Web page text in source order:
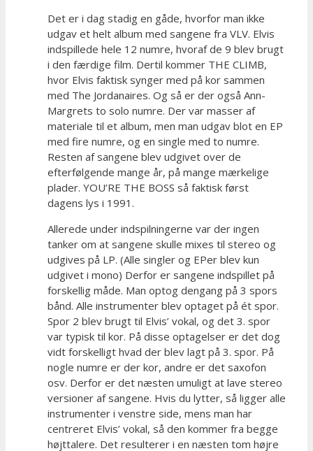
Det er i dag stadig en gåde, hvorfor man ikke
udgav et helt album med sangene fra VLV. Elvis
indspillede hele 12 numre, hvoraf de 9 blev brugt
i den færdige film. Dertil kommer THE CLIMB,
hvor Elvis faktisk synger med på kor sammen
med The Jordanaires. Og så er der også Ann-
Margrets to solo numre. Der var masser af
materiale til et album, men man udgav blot en EP
med fire numre, og en single med to numre.
Resten af sangene blev udgivet over de
efterfølgende mange år, på mange mærkelige
plader. YOU’RE THE BOSS så faktisk først
dagens lys i 1991.
Allerede under indspilningerne var der ingen
tanker om at sangene skulle mixes til stereo og
udgives på LP. (Alle singler og EPer blev kun
udgivet i mono) Derfor er sangene indspillet på
forskellig måde. Man optog dengang på 3 spors
bånd. Alle instrumenter blev optaget på ét spor.
Spor 2 blev brugt til Elvis’ vokal, og det 3. spor
var typisk til kor. På disse optagelser er det dog
vidt forskelligt hvad der blev lagt på 3. spor. På
nogle numre er der kor, andre er det saxofon
osv. Derfor er det næsten umuligt at lave stereo
versioner af sangene. Hvis du lytter, så ligger alle
instrumenter i venstre side, mens man har
centreret Elvis’ vokal, så den kommer fra begge
højttalere. Det resulterer i en næsten tom højre